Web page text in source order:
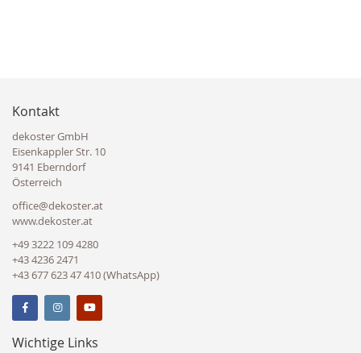
Kontakt
dekoster GmbH
Eisenkappler Str. 10
9141 Eberndorf
Österreich
office@dekoster.at
www.dekoster.at
+49 3222 109 4280
+43 4236 2471
+43 677 623 47 410 (WhatsApp)
Wichtige Links